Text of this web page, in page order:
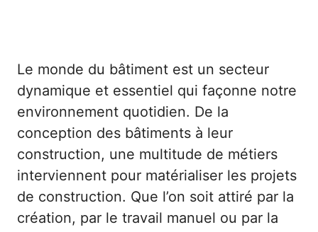
Le monde du bâtiment est un secteur
dynamique et essentiel qui façonne notre
environnement quotidien. De la
conception des bâtiments à leur
construction, une multitude de métiers
interviennent pour matérialiser les projets
de construction. Que l’on soit attiré par la
création, par le travail manuel ou par la